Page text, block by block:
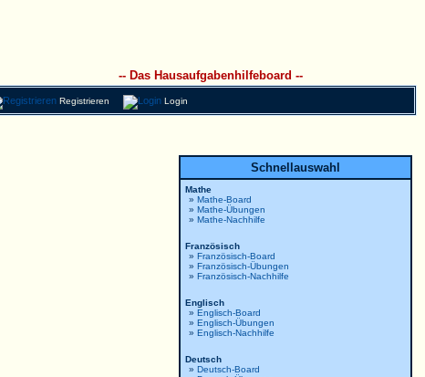
-- Das Hausaufgabenhilfeboard --
Registrieren Login
Schnellauswahl
Mathe
»
»
»
Mathe-Board
Mathe-Übungen
Mathe-Nachhilfe
Französisch
»
»
»
Französisch-Board
Französisch-Übungen
Französisch-Nachhilfe
Englisch
»
»
»
Englisch-Board
Englisch-Übungen
Englisch-Nachhilfe
Deutsch
» Deutsch-Board